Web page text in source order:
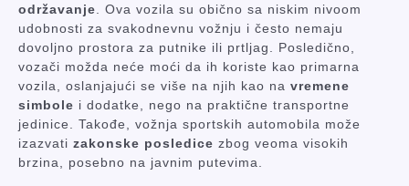
održavanje . Ova vozila su obično sa niskim nivoom
udobnosti za svakodnevnu vožnju i često nemaju
dovoljno prostora za putnike ili prtljag. Posledično,
vozači možda neće moći da ih koriste kao primarna
vozila, oslanjajući se više na njih kao na vremene
simbole i dodatke, nego na praktične transportne
jedinice. Takođe, vožnja sportskih automobila može
izazvati zakonske posledice zbog veoma visokih
brzina, posebno na javnim putevima.